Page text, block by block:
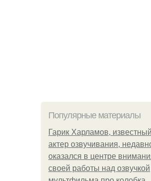
Популярные материалы
Гарик Харламов,
актер озвучивания,
оказался в центре
своей работы над озвучкой